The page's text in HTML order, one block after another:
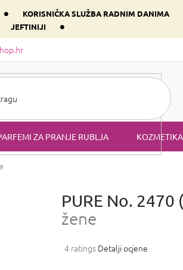
• KORISNIČKA SLUŽBA RADNIM DANIMA
JEFTINIJI
•
komponenti
ZA PRANJE RUBLJA KOZMETIKA
PURE No. 2470
žene
Prosječna
4 ratings Detalji ocjene